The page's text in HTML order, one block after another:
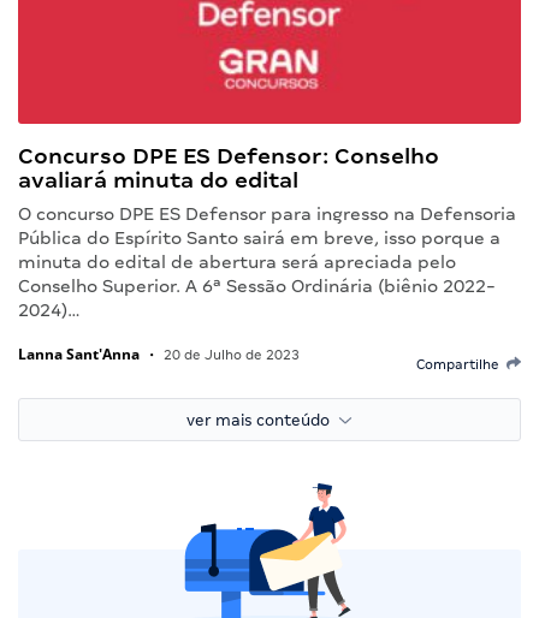
Concurso DPE ES Defensor: Conselho
avaliará minuta do edital
O concurso DPE ES Defensor para ingresso na Defensoria
Pública do Espírito Santo sairá em breve, isso porque a
minuta do edital de abertura será apreciada pelo
Conselho Superior. A 6ª Sessão Ordinária (biênio 2022-
2024)…
Lanna Sant'Anna • 20 de Julho de 2023
Compartilhe
ver mais conteúdo